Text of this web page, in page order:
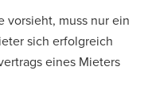
vorsieht, muss nur ein
sich erfolgreich
eines Mieters